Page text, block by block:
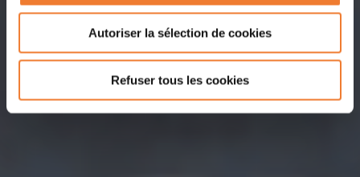
Autoriser la sélection de cookies
Refuser tous les cookies